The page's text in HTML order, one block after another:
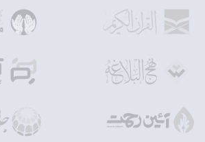
ق، ج 1، ص 127؛ بحار الأنوار، مجلسى،
(18). همان، ص 297.